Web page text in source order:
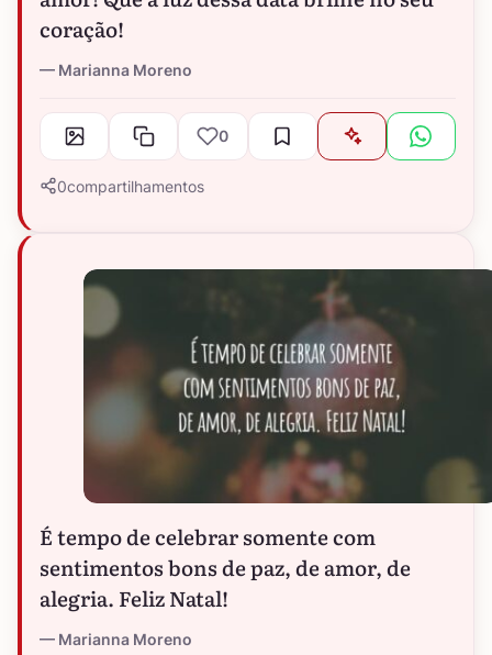
coração!
Marianna Moreno
0
0compartilhamentos
É tempo de celebrar somente com
sentimentos bons de paz, de amor, de
alegria. Feliz Natal!
Marianna Moreno